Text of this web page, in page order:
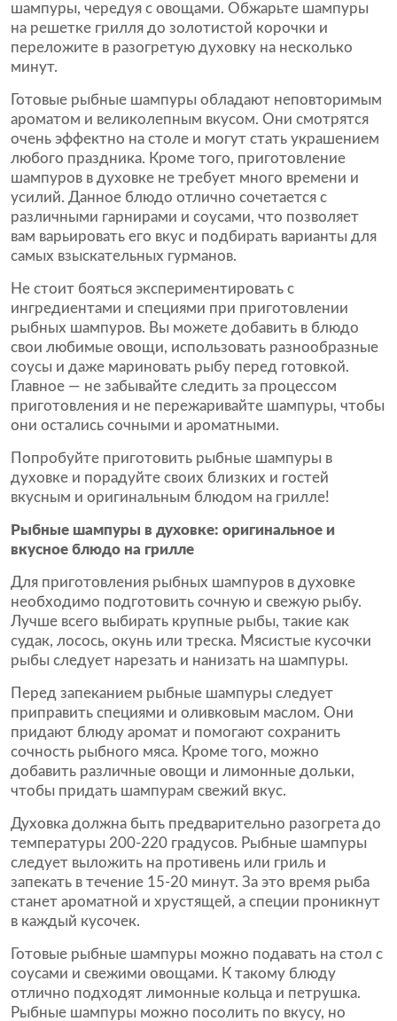
шампуры, чередуя с овощами. Обжарьте шампуры
на решетке грилля до золотистой корочки и
переложите в разогретую духовку на несколько
минут.
Готовые рыбные шампуры обладают неповторимым
ароматом и великолепным вкусом. Они смотрятся
очень эффектно на столе и могут стать украшением
любого праздника. Кроме того, приготовление
шампуров в духовке не требует много времени и
усилий. Данное блюдо отлично сочетается с
различными гарнирами и соусами, что позволяет
вам варьировать его вкус и подбирать варианты для
самых взыскательных гурманов.
Не стоит бояться экспериментировать с
ингредиентами и специями при приготовлении
рыбных шампуров. Вы можете добавить в блюдо
свои любимые овощи, использовать разнообразные
соусы и даже мариновать рыбу перед готовкой.
Главное — не забывайте следить за процессом
приготовления и не пережаривайте шампуры, чтобы
они остались сочными и ароматными.
Попробуйте приготовить рыбные шампуры в
духовке и порадуйте своих близких и гостей
вкусным и оригинальным блюдом на грилле!
Рыбные шампуры в духовке: оригинальное и
вкусное блюдо на грилле
Для приготовления рыбных шампуров в духовке
необходимо подготовить сочную и свежую рыбу.
Лучше всего выбирать крупные рыбы, такие как
судак, лосось, окунь или треска. Мясистые кусочки
рыбы следует нарезать и нанизать на шампуры.
Перед запеканием рыбные шампуры следует
приправить специями и оливковым маслом. Они
придают блюду аромат и помогают сохранить
сочность рыбного мяса. Кроме того, можно
добавить различные овощи и лимонные дольки,
чтобы придать шампурам свежий вкус.
Духовка должна быть предварительно разогрета до
температуры 200-220 градусов. Рыбные шампуры
следует выложить на противень или гриль и
запекать в течение 15-20 минут. За это время рыба
станет ароматной и хрустящей, а специи проникнут
в каждый кусочек.
Готовые рыбные шампуры можно подавать на стол с
соусами и свежими овощами. К такому блюду
отлично подходят лимонные кольца и петрушка.
Рыбные шампуры можно посолить по вкусу, но